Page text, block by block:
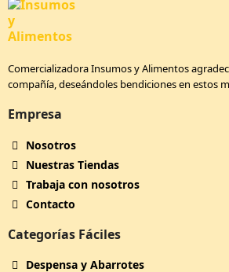
Comercializadora Insumos y Alimentos
compañía, deseándoles bendiciones en estos
Empresa
Nosotros
Nuestras Tiendas
Trabaja con nosotros
Contacto
Categorías Fáciles
Despensa y Abarrotes